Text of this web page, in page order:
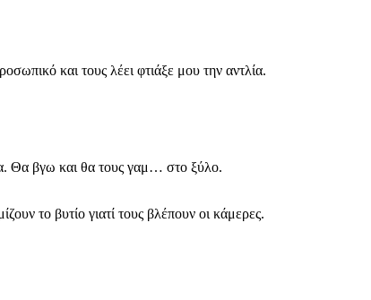
και τους λέει φτιάξε μου την αντλία.
Θα βγω και θα τους γαμ… στο ξύλο.
το βυτίο γιατί τους βλέπουν οι κάμερες.